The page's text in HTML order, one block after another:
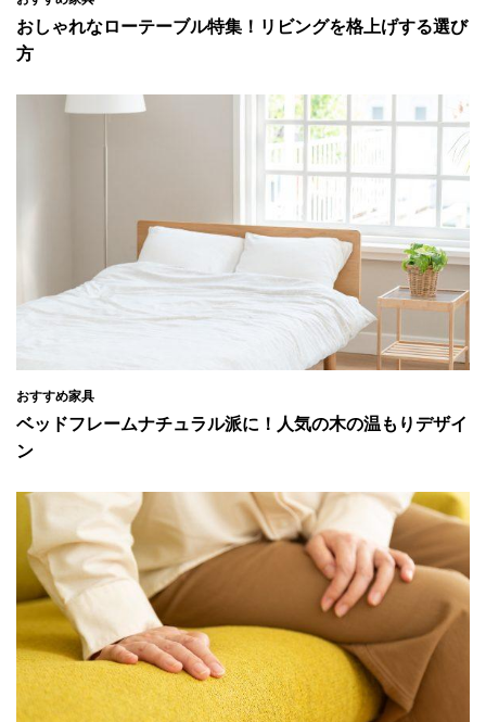
おしゃれなローテーブル特集！リビングを格上げする選び
方
おすすめ家具
ベッドフレームナチュラル派に！人気の木の温もりデザイ
ン